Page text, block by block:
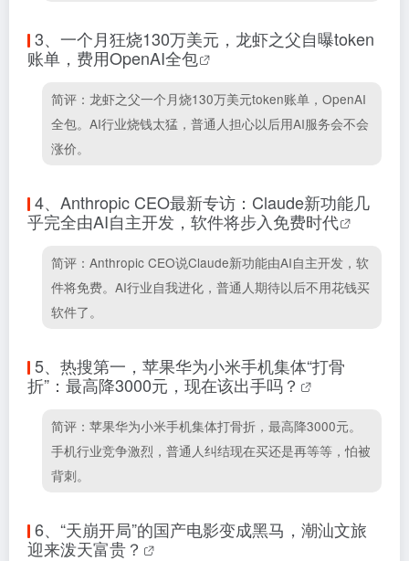
3、 一个月狂烧130万美元，龙虾之父自曝token
账单，费用OpenAI全包
简评：龙虾之父一个月烧130万美元token账单，OpenAI
全包。AI行业烧钱太猛，普通人担心以后用AI服务会不会
涨价。
4、 Anthropic CEO最新专访：Claude新功能几
乎完全由AI自主开发，软件将步入免费时代
简评：Anthropic CEO说Claude新功能由AI自主开发，软
件将免费。AI行业自我进化，普通人期待以后不用花钱买
软件了。
5、 热搜第一，苹果华为小米手机集体“打骨
折”：最高降3000元，现在该出手吗？
简评：苹果华为小米手机集体打骨折，最高降3000元。
手机行业竞争激烈，普通人纠结现在买还是再等等，怕被
背刺。
6、 “天崩开局”的国产电影变成黑马，潮汕文旅
迎来泼天富贵？